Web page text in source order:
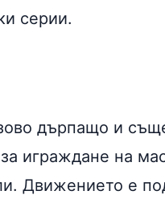
серии.
дърпащо и
играждане на
Движението е